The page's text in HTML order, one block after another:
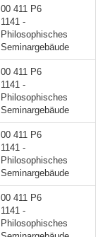
00 411 P6
1141 -
Philosophisches
Seminargebäude
00 411 P6
1141 -
Philosophisches
Seminargebäude
00 411 P6
1141 -
Philosophisches
Seminargebäude
00 411 P6
1141 -
Philosophisches